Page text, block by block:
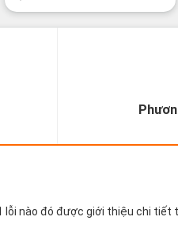
lỗi nào đó được giới thiệu chi tiết